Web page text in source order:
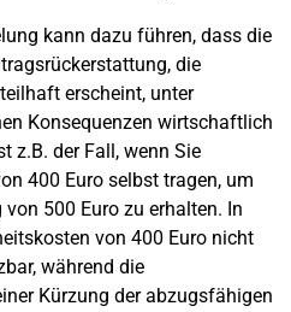
kann dazu führen, dass die
die
erscheint, unter
Konsequenzen wirtschaftlich
z.B. der Fall, wenn Sie
400 Euro selbst tragen, um
500 Euro zu erhalten. In
von 400 Euro nicht
während die
Kürzung der abzugsfähigen